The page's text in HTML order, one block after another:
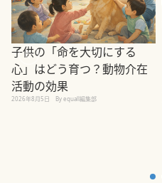
子供の「命を大切にする
心」はどう育つ？動物介在
活動の効果
2026年8月5日 By equall編集部